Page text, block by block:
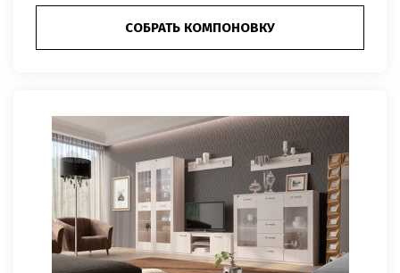
СОБРАТЬ КОМПОНОВКУ